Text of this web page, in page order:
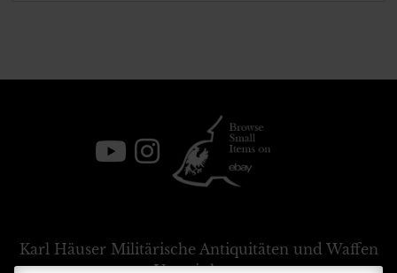
Karl Häuser Militärische Antiquitäten und Waffen